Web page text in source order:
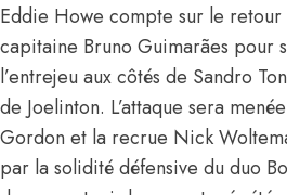
Eddie Howe compte sur le retour
capitaine Bruno Guimarães pour
l’entrejeu aux côtés de Sandro
de Joelinton. L’attaque sera
Gordon et la recrue Nick
par la solidité défensive du duo